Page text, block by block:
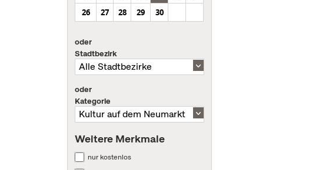
26
27 28 29 30
oder
Stadtbezirk
oder
Kategorie
Weitere Merkmale
nur kostenlos